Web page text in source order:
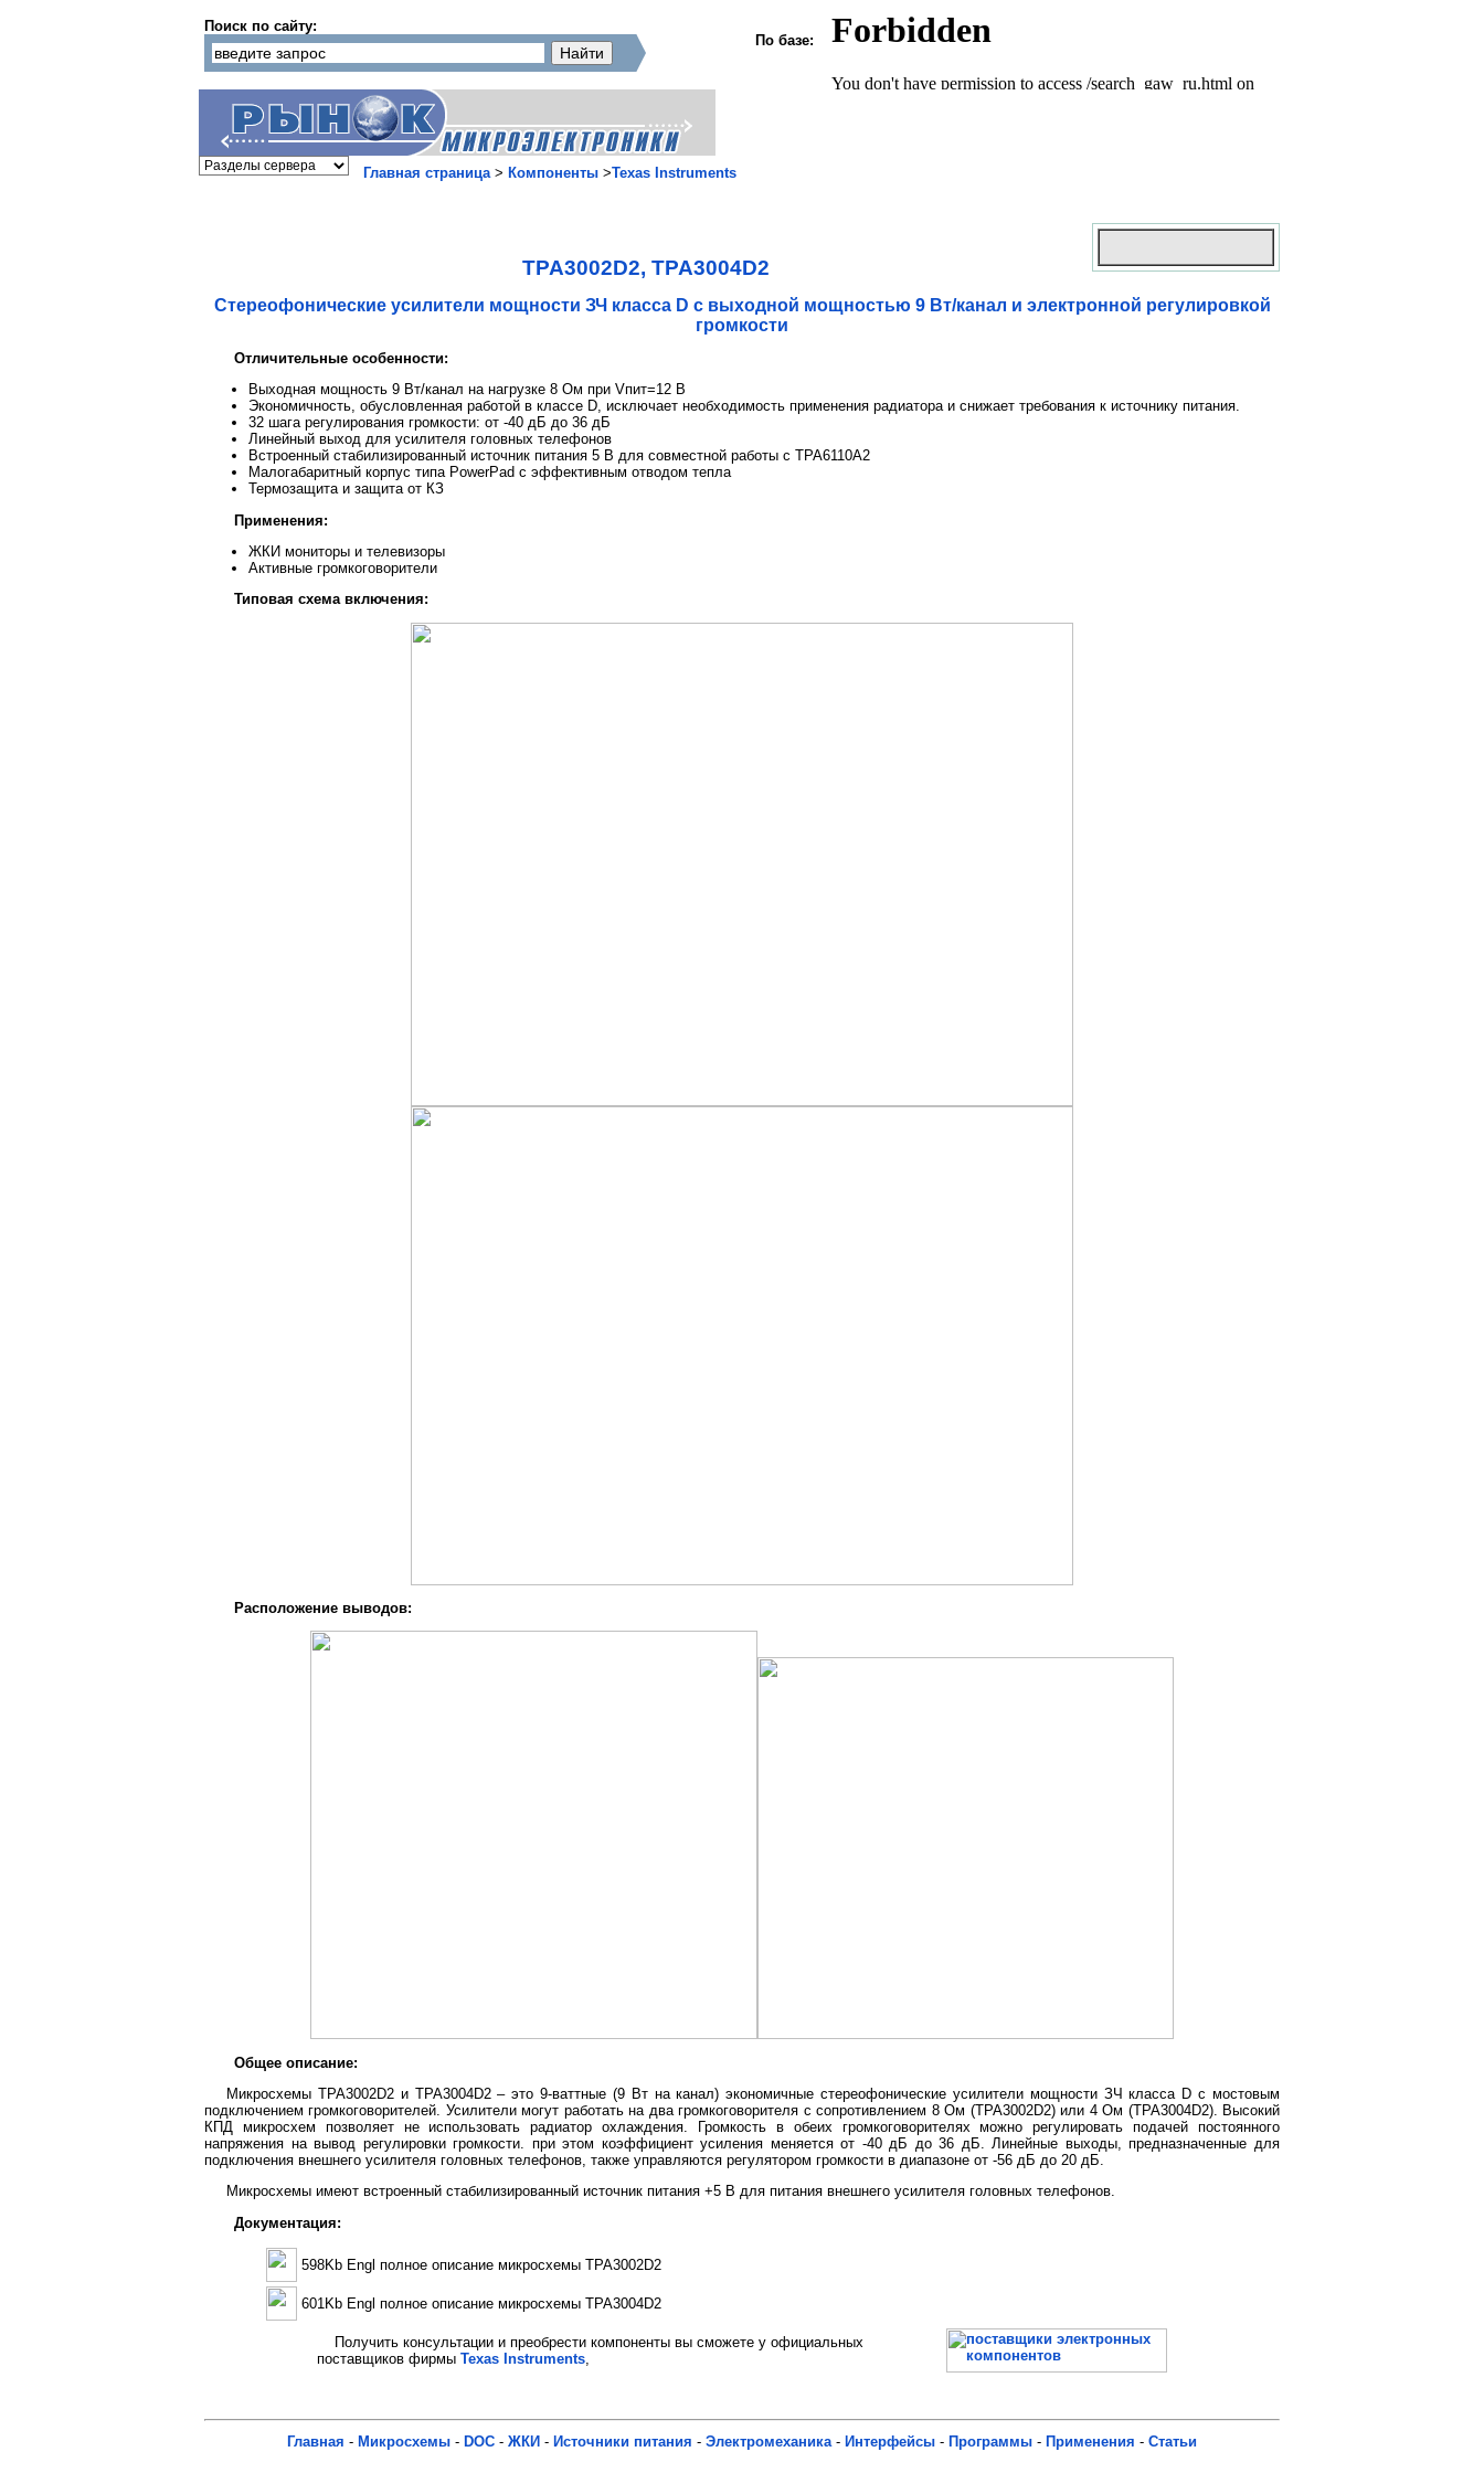
Поиск по сайту:
По базе:
Главная страница> Компоненты >Texas Instruments
TPA3002D2, TPA3004D2
Стереофонические усилители мощности ЗЧ класса D с выходной мощностью 9 Вт/канал и электронной регулировкой
громкости
Отличительные особенности:
Выходная мощность 9 Вт/канал на нагрузке 8 Ом при Vпит=12 В
Экономичность, обусловленная работой в классе D, исключает необходимость применения радиатора и снижает требования к источнику питания.
32 шага регулирования громкости: от -40 дБ до 36 дБ
Линейный выход для усилителя головных телефонов
Встроенный стабилизированный источник питания 5 В для совместной работы с TPA6110A2
Малогабаритный корпус типа PowerPad с эффективным отводом тепла
Термозащита и защита от КЗ
Применения:
ЖКИ мониторы и телевизоры
Активные громкоговорители
Типовая схема включения:
Расположение выводов:
Общее описание:
Микросхемы TPA3002D2 и TPA3004D2 – это 9-ваттные (9 Вт на канал) экономичные стереофонические усилители мощности ЗЧ класса D с мостовым
подключением громкоговорителей. Усилители могут работать на два громкоговорителя с сопротивлением 8 Ом (TPA3002D2) или 4 Ом (TPA3004D2). Высокий
КПД микросхем позволяет не использовать радиатор охлаждения. Громкость в обеих громкоговорителях можно регулировать подачей постоянного
напряжения на вывод регулировки громкости. при этом коэффициент усиления меняется от -40 дБ до 36 дБ. Линейные выходы, предназначенные для
подключения внешнего усилителя головных телефонов, также управляются регулятором громкости в диапазоне от -56 дБ до 20 дБ.
Микросхемы имеют встроенный стабилизированный источник питания +5 В для питания внешнего усилителя головных телефонов.
Документация:
598Kb Engl полное описание микросхемы TPA3002D2
601Kb Engl полное описание микросхемы TPA3004D2
Получить консультации и преобрести компоненты вы сможете у официальных
поставщиков фирмы Texas Instruments,
Главная - Микросхемы - DOC - ЖКИ - Источники питания - Электромеханика- Интерфейсы - Программы - Применения - Статьи